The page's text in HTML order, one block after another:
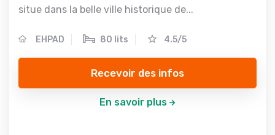
situe dans la belle ville historique de...
EHPAD 80 lits 4.5/5
Recevoir des infos
En savoir plus